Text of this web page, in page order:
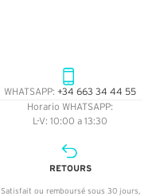
WHATSAPP: +34 663 34 44 55
Horario WHATSAPP:
L-V: 10:00 a 13:30
RETOURS
Satisfait ou remboursé sous 30 jours,